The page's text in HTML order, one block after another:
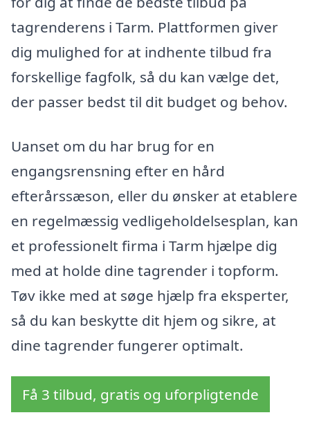
tagrenderens i Tarm. Plattformen giver
dig mulighed for at indhente tilbud fra
forskellige fagfolk, så du kan vælge det,
der passer bedst til dit budget og behov.
Uanset om du har brug for en
engangsrensning efter en hård
efterårssæson, eller du ønsker at etablere
en regelmæssig vedligeholdelsesplan, kan
et professionelt firma i Tarm hjælpe dig
med at holde dine tagrender i topform.
Tøv ikke med at søge hjælp fra eksperter,
så du kan beskytte dit hjem og sikre, at
dine tagrender fungerer optimalt.
Få 3 tilbud, gratis og uforpligtende